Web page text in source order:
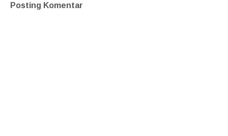
Posting Komentar